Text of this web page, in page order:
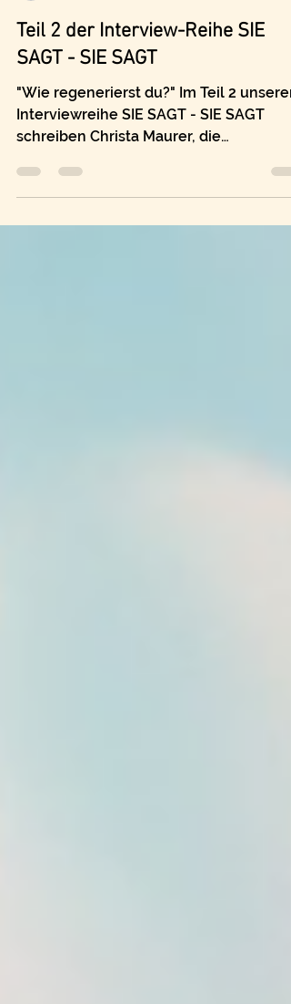
Britta Bonten
10. Feb. 2022
1 Min. Lesezeit
Teil 2 der Interview-Reihe SIE
SAGT - SIE SAGT
"Wie regenerierst du?" Im Teil 2 unserer
Interviewreihe SIE SAGT - SIE SAGT